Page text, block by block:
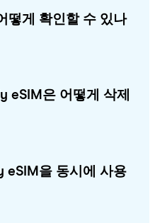
떻게 확인할 수 있나
eSIM은 어떻게 삭제
eSIM을 동시에 사용